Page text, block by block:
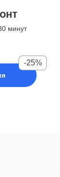
минут
-25%